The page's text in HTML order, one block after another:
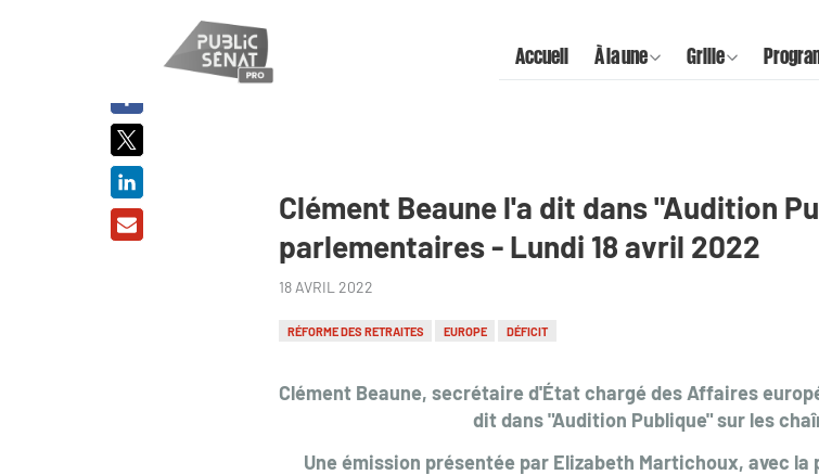
Accueil À la une Grille
Clément Beaune l'a dit dans "Audition
parlementaires - Lundi 18 avril 2022
18 AVRIL 2022
RÉFORME DES RETRAITES EUROPE DÉFICIT
Clément Beaune, secrétaire d'État chargé des Affaires
dit dans "Audition Publique" sur les
Une émission présentée par Elizabeth Martichoux, avec